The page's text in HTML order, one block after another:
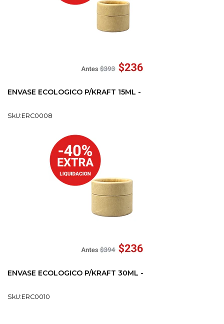
ENVASE ECOLOGICO P/KRAFT 15ML -
SkU:ERC0008
ENVASE ECOLOGICO P/KRAFT 30ML -
SkU:ERC0010